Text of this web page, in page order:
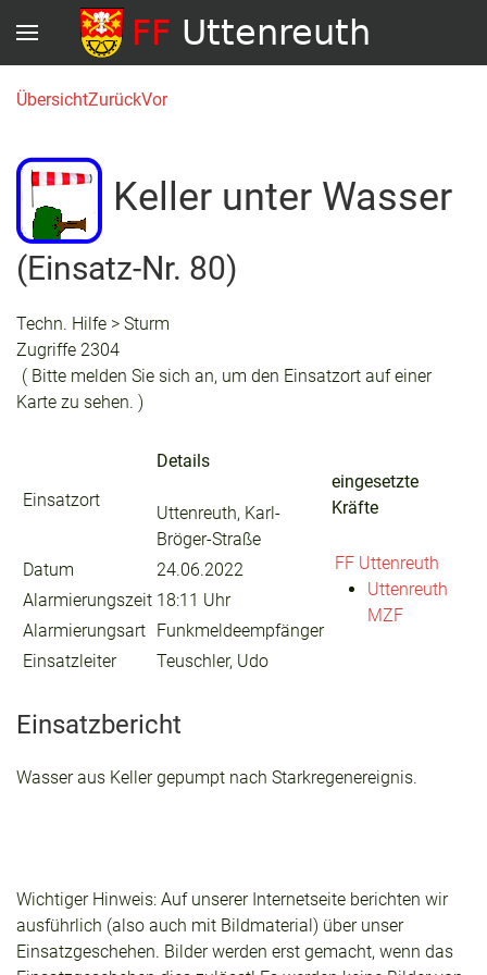
ÜbersichtZurückVor
Keller unter Wasser
(Einsatz-Nr. 80)
Techn. Hilfe > Sturm
Zugriffe 2304
( Bitte melden Sie sich an, um den Einsatzort auf einer
Karte zu sehen. )
Einsatzort
Details
Uttenreuth, Karl-
Bröger-Straße
Datum
24.06.2022
Alarmierungszeit 18:11 Uhr
Alarmierungsart Funkmeldeempfänger
Einsatzleiter
Teuschler, Udo
eingesetzte
Kräfte
FF Uttenreuth
Uttenreuth
MZF
Einsatzbericht
Wasser aus Keller gepumpt nach Starkregenereignis.
Wichtiger Hinweis: Auf unserer Internetseite berichten wir
ausführlich (also auch mit Bildmaterial) über unser
Einsatzgeschehen. Bilder werden erst gemacht, wenn das